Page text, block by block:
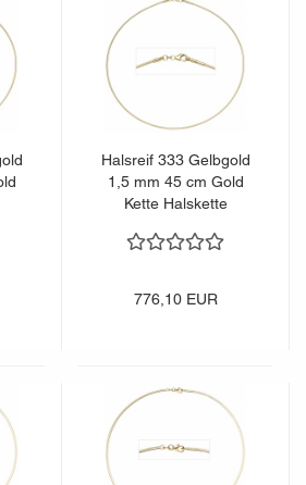
Halsreif 333 Gelbgold
1,5 mm 45 cm Gold
Kette Halskette
776,10 EUR